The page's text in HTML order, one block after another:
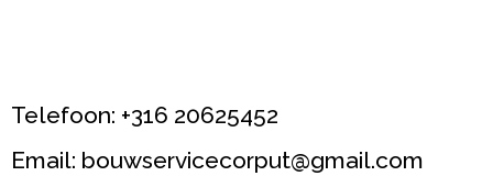
Telefoon: +316 20625452
Email: bouwservicecorput@gmail.com